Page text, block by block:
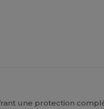
une protection